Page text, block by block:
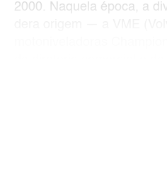
2000. Naquela época, a